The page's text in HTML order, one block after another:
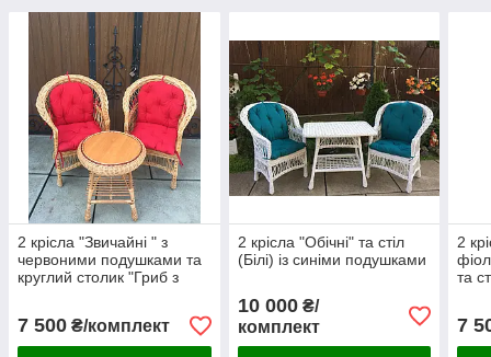
2 крісла "Звичайні " з
червоними подушками та
круглий столик "Гриб з
7 500 ₴/комплект
2 крісла "Обічні" та стіл
(Білі) із синіми подушками
10 000₴/
комплект
2
та
7